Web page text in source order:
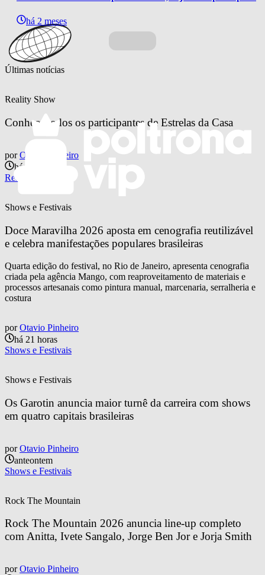
há 2 meses
Últimas notícias
Reality Show
Conheça todos os participantes de Estrelas da Casa
por Otavio Pinheiro
há 3 horas
Reality Show
Shows e Festivais
Doce Maravilha 2026 aposta em cenografia reutilizável
e celebra manifestações populares brasileiras
Quarta edição do festival, no Rio de Janeiro, apresenta cenografia
criada pela agência Mango, com reaproveitamento de materiais e
processos artesanais como pintura manual, marcenaria, serralheria e
costura
por Otavio Pinheiro
há 21 horas
Shows e Festivais
Shows e Festivais
Os Garotin anuncia maior turnê da carreira com shows
em quatro capitais brasileiras
por Otavio Pinheiro
anteontem
Shows e Festivais
Rock The Mountain
Rock The Mountain 2026 anuncia line-up completo
com Anitta, Ivete Sangalo, Jorge Ben Jor e Jorja Smith
por Otavio Pinheiro